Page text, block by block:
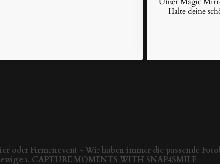
Halte deine
oder Firmenevent - Wir haben immer die passende
CAPTURE MOMENTS WITH SNAP4SMILE